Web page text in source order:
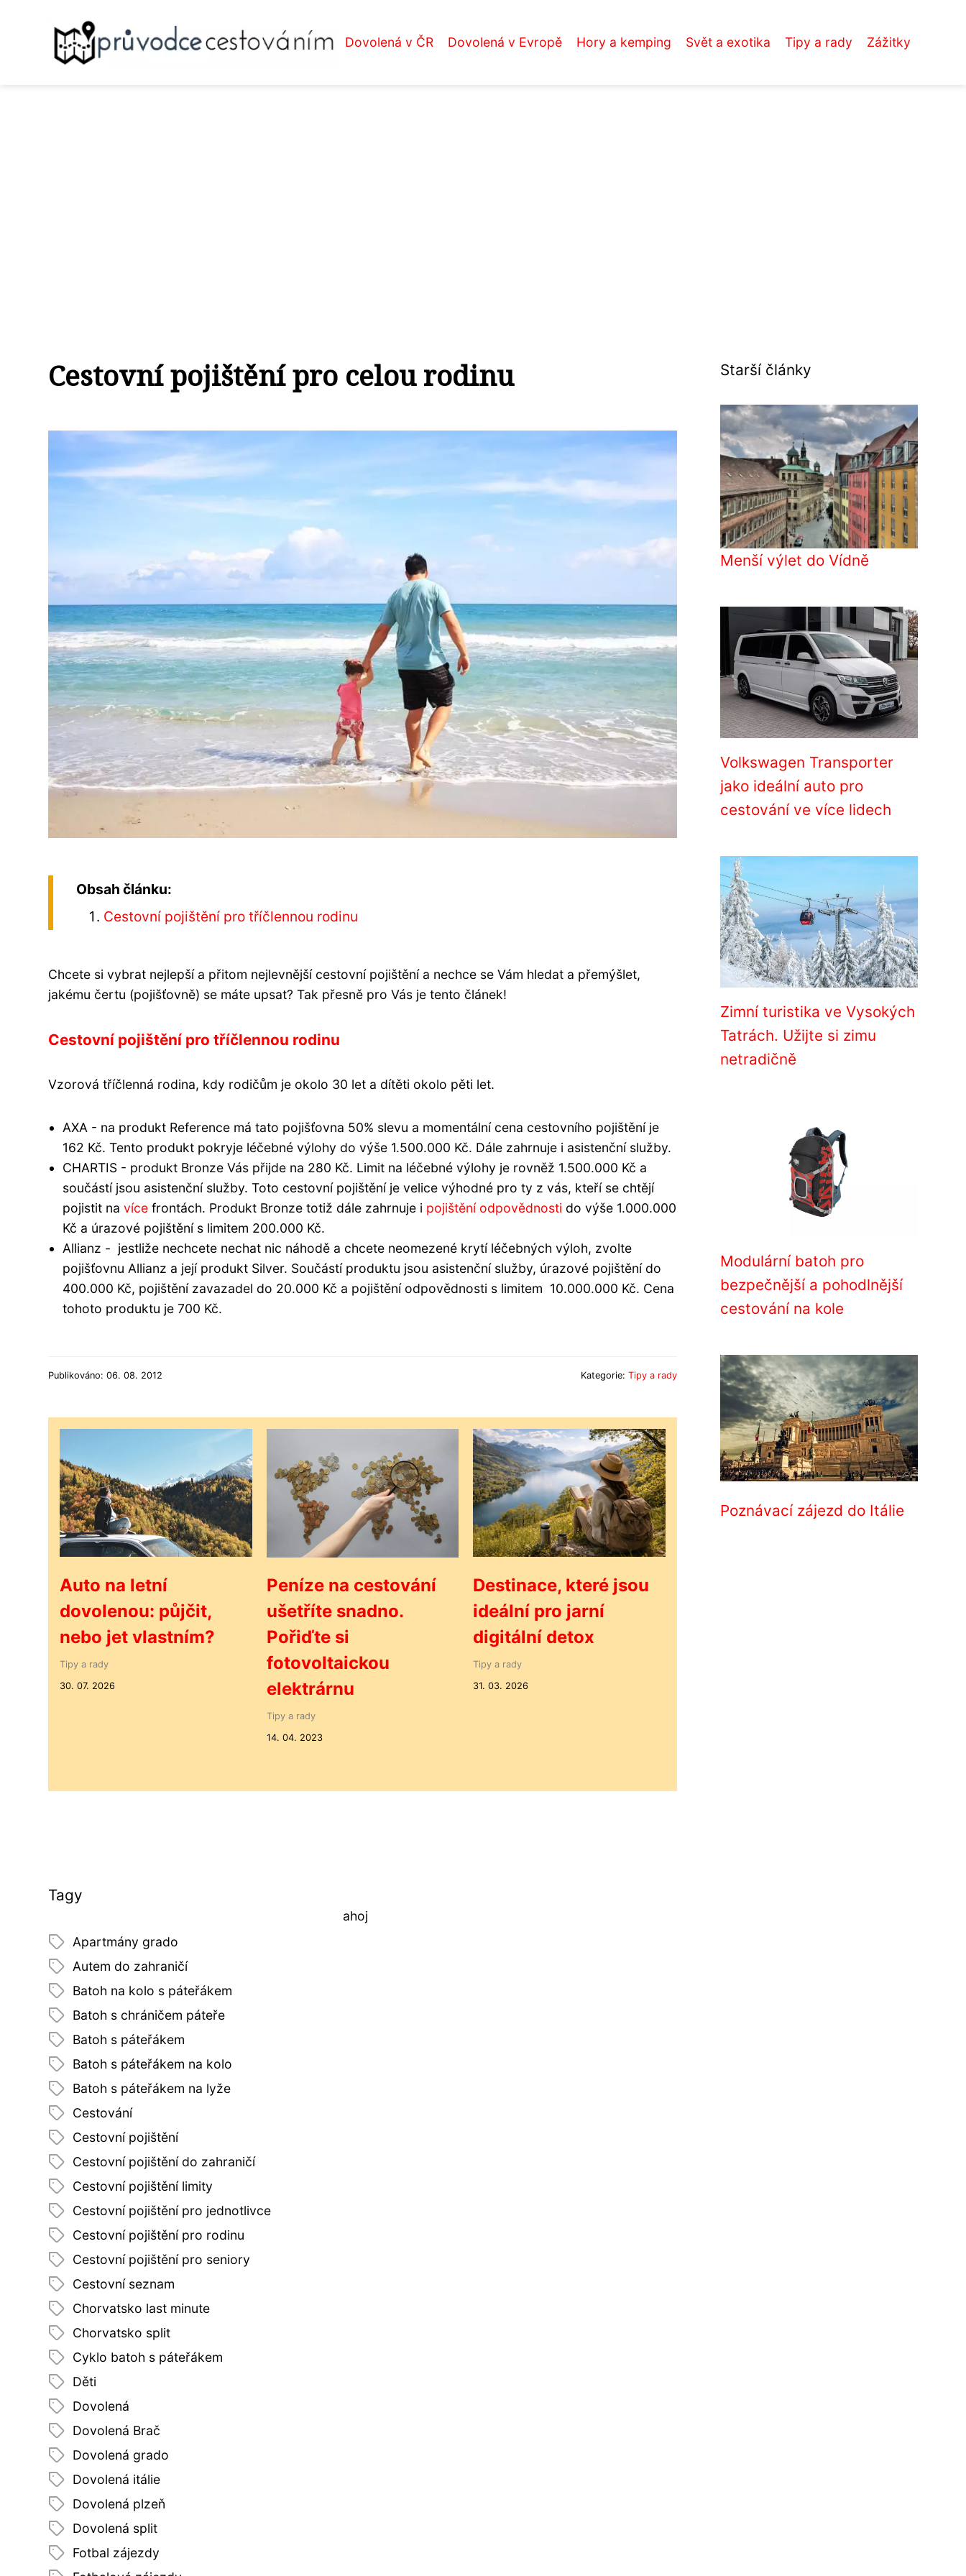
Dovolená v ČR Dovolená v Evropě Hory a kemping Svět a exotika Tipy a rady Zážitky
Cestovní pojištění pro celou rodinu
Obsah článku:
Cestovní pojištění pro tříčlennou rodinu
Chcete si vybrat nejlepší a přitom nejlevnější cestovní pojištění a nechce se Vám hledat a přemýšlet,
jakému čertu (pojišťovně) se máte upsat? Tak přesně pro Vás je tento článek!
Cestovní pojištění pro tříčlennou rodinu
Vzorová tříčlenná rodina, kdy rodičům je okolo 30 let a dítěti okolo pěti let.
AXA - na produkt Reference má tato pojišťovna 50% slevu a momentální cena cestovního pojištění je
162 Kč. Tento produkt pokryje léčebné výlohy do výše 1.500.000 Kč. Dále zahrnuje i asistenční služby.
CHARTIS - produkt Bronze Vás přijde na 280 Kč. Limit na léčebné výlohy je rovněž 1.500.000 Kč a
součástí jsou asistenční služby. Toto cestovní pojištění je velice výhodné pro ty z vás, kteří se chtějí
pojistit na více frontách. Produkt Bronze totiž dále zahrnuje i pojištění odpovědnosti do výše 1.000.000
Kč a úrazové pojištění s limitem 200.000 Kč.
Allianz - jestliže nechcete nechat nic náhodě a chcete neomezené krytí léčebných výloh, zvolte
pojišťovnu Allianz a její produkt Silver. Součástí produktu jsou asistenční služby, úrazové pojištění do
400.000 Kč, pojištění zavazadel do 20.000 Kč a pojištění odpovědnosti s limitem 10.000.000 Kč. Cena
tohoto produktu je 700 Kč.
Publikováno: 06. 08. 2012 Kategorie: Tipy a rady
Auto na letní
dovolenou: půjčit,
nebo jet vlastním?
Tipy a rady
30. 07. 2026
Peníze na cestování
ušetříte snadno.
Pořiďte si
fotovoltaickou
elektrárnu
Tipy a rady
14. 04. 2023
Destinace, které jsou
ideální pro jarní
digitální detox
Tipy a rady
31. 03. 2026
Starší články
Menší výlet do Vídně
Volkswagen Transporter
jako ideální auto pro
cestování ve více lidech
Zimní turistika ve Vysokých
Tatrách. Užijte si zimu
netradičně
Modulární batoh pro
bezpečnější a pohodlnější
cestování na kole
Poznávací zájezd do Itálie
Tagy
Apartmány grado
Autem do zahraničí
Batoh na kolo s páteřákem
Batoh s chráničem páteře
Batoh s páteřákem
Batoh s páteřákem na kolo
Batoh s páteřákem na lyže
Cestování
Cestovní pojištění
Cestovní pojištění do zahraničí
Cestovní pojištění limity
Cestovní pojištění pro jednotlivce
Cestovní pojištění pro rodinu
Cestovní pojištění pro seniory
Cestovní seznam
Chorvatsko last minute
Chorvatsko split
Cyklo batoh s páteřákem
Děti
Dovolená
Dovolená Brač
Dovolená grado
Dovolená itálie
Dovolená plzeň
Dovolená split
Fotbal zájezdy
ahoj